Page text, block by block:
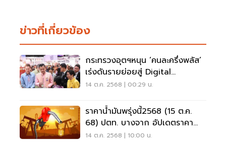
ข่าวที่เกี่ยวข้อง
กระทรวงอุตฯหนุน ’คนละครึ่งพลัส’
เร่งดันรายย่อยสู่ Digital
Payment
14 ต.ค. 2568 | 00:29 น.
ราคาน้ำมันพรุ่งนี้2568 (15 ต.ค.
68) ปตท. บางจาก อัปเดตราคา
ล่าสุด
14 ต.ค. 2568 | 10:00 น.